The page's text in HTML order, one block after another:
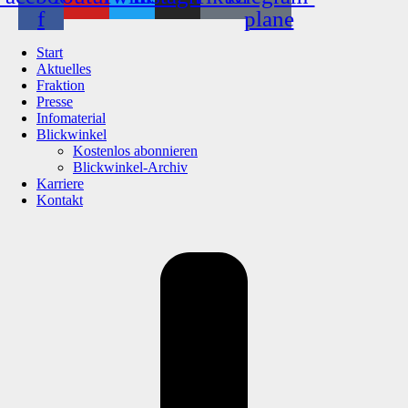
f
plane
Start
Aktuelles
Fraktion
Presse
Infomaterial
Blickwinkel
Kostenlos abonnieren
Blickwinkel-Archiv
Karriere
Kontakt